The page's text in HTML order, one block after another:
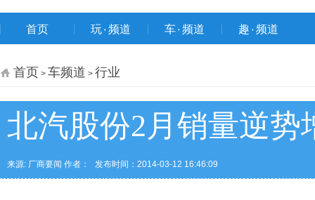
首页 玩۰频道 车۰频道 趣۰频道
首页 > 车频道 > 行业
北汽股份2月销量逆势
来源: 厂商要闻 作者： 发布时间：2014-03-12 16:46:09